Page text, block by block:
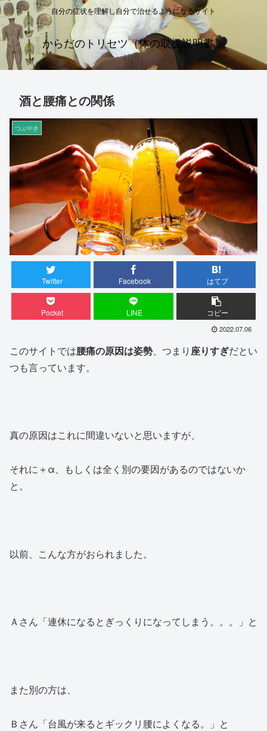
自分の症状を理解し自分で治せるようになるサイト
からだのトリセツ（体の取扱説明書）
酒と腰痛との関係
つぶやき
Twitter Facebook はてブ
Pocket LINE コピー
2022.07.06
このサイトでは腰痛の原因は姿勢、つまり 座りすぎだとい
つも言っています。
真の原因はこれに間違いないと思いますが、
それに＋α、もしくは全く別の要因があるのではないか
と。
以前、こんな方がおられました。
Ａさん「連休になるとぎっくりになってしまう。。。」と
また別の方は、
Ｂさん「台風が来るとギックリ腰によくなる。」と